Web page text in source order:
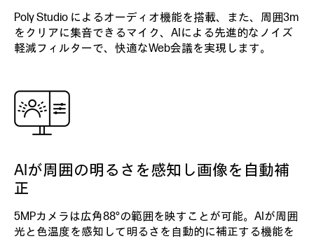
Poly Studio によるオーディオ機能を搭載、また、周囲3m
をクリアに集音できるマイク、AIによる先進的なノイズ
軽減フィルターで、快適なWeb会議を実現します。
AIが周囲の明るさを感知し画像を自動補
正
5MPカメラは広角88°の範囲を映すことが可能。AIが周囲
光と色温度を感知して明るさを自動的に補正する機能を